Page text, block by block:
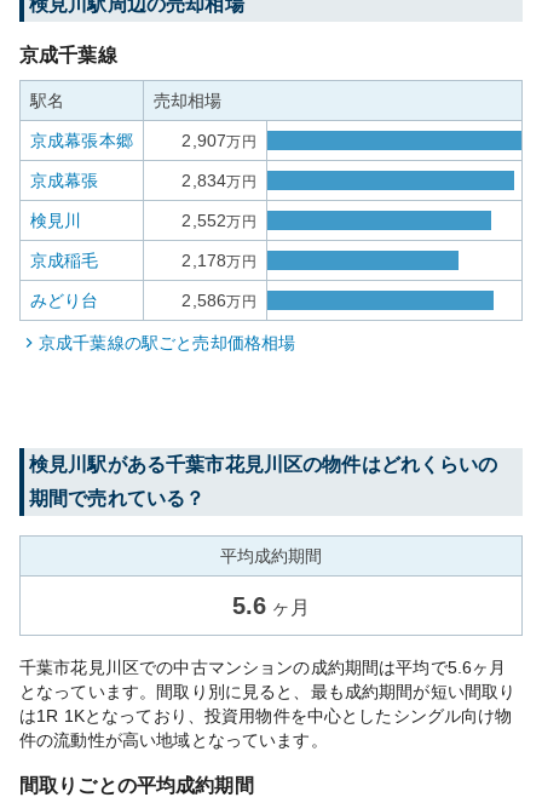
検見川駅周辺の売却相場
京成千葉線
駅名 売却相場
京成幕張本郷 2,907万円
京成幕張 2,834万円
検見川 2,552万円
京成稲毛 2,178万円
みどり台 2,586万円
京成千葉線の駅ごと売却価格相場
検見川駅がある千葉市花見川区の物件はどれくらいの
期間で売れている？
平均成約期間
5.6 ヶ月
千葉市花見川区での中古マンションの成約期間は平均で5.6ヶ月
となっています。間取り別に見ると、最も成約期間が短い間取り
は1R 1Kとなっており、投資用物件を中心としたシングル向け物
件の流動性が高い地域となっています。
間取りごとの平均成約期間